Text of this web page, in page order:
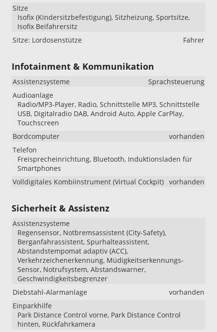
Sitze
Isofix (Kindersitzbefestigung), Sitzheizung, Sportsitze,
Isofix Beifahrersitz
Sitze: Lordosenstütze
Fahrer
Infotainment & Kommunikation
Assistenzsysteme
Sprachsteuerung
Audioanlage
Radio/MP3-Player, Radio, Schnittstelle MP3, Schnittstelle
USB, Digitalradio DAB, Android Auto, Apple CarPlay,
Touchscreen
Bordcomputer
vorhanden
Telefon
Freisprecheinrichtung, Bluetooth, Induktionsladen für
Smartphones
Volldigitales Kombiinstrument (Virtual Cockpit) vorhanden
Sicherheit & Assistenz
Assistenzsysteme
Regensensor, Notbremsassistent (City-Safety),
Berganfahrassistent, Spurhalteassistent,
Abstandstempomat adaptiv (ACC),
Verkehrzeichenerkennung, Müdigkeitserkennungs-
Sensor, Notrufsystem, Abstandswarner,
Geschwindigkeitsbegrenzer
Diebstahl-Alarmanlage
vorhanden
Einparkhilfe
Park Distance Control vorne, Park Distance Control
hinten, Rückfahrkamera